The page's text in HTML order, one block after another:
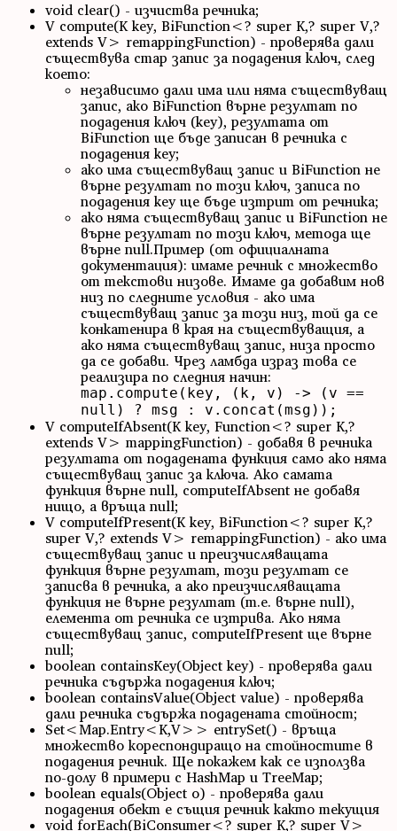
void clear() - изчиства речника;
V compute(K key, BiFunction<? super K,? super V,?
extends V> remappingFunction) - проверява дали
съществува стар запис за подадения ключ, след
което:
независимо дали има или няма съществуващ
запис, ако BiFunction върне резултат по
подадения ключ (key), резултата от
BiFunction ще бъде записан в речника с
подадения key;
ако има съществуващ запис и BiFunction не
върне резултат по този ключ, записа по
подадения key ще бъде изтрит от речника;
ако няма съществуващ запис и BiFunction не
върне резултат по този ключ, метода ще
върне null.Пример (от официалната
документация): имаме речник с множество
от текстови низове. Имаме да добавим нов
низ по следните условия - ако има
съществуващ запис за този низ, той да се
конкатенира в края на съществуващия, а
ако няма съществуващ запис, низа просто
да се добави. Чрез ламбда израз това се
реализира по следния начин:
map.compute(key, (k, v) -> (v ==
null) ? msg : v.concat(msg));
V computeIfAbsent(K key, Function<? super K,?
extends V> mappingFunction) - добавя в речника
резултата от подадената функция само ако няма
съществуващ запис за ключа. Ако самата
функция върне null, computeIfAbsent не добавя
нищо, а връща null;
V computeIfPresent(K key, BiFunction<? super K,?
super V,? extends V> remappingFunction) - ако има
съществуващ запис и преизчисляващата
функция върне резултат, този резултат се
записва в речника, а ако преизчисляващата
функция не върне резултат (т.е. върне null),
елемента от речника се изтрива. Ако няма
съществуващ запис, computeIfPresent ще върне
null;
boolean containsKey(Object key) - проверява дали
речника съдържа подадения ключ;
boolean containsValue(Object value) - проверява
дали речника съдържа подадената стойност;
Set<Map.Entry<K,V>> entrySet() - връща
множество кореспондиращо на стойностите в
подадения речник. Ще покажем как се използва
по-долу в примери с HashMap и TreeMap;
boolean equals(Object o) - проверява дали
подадения обект е същия речник както текущия
void forEach(BiConsumer<? super K,? super V>